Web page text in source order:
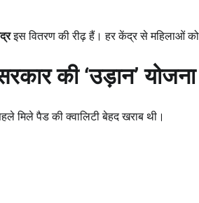
इस वितरण की रीढ़ हैं। हर केंद्र से महिलाओं
की‘उड़ान’
मिले पैड की क्वालिटी बेहद खराब थी।